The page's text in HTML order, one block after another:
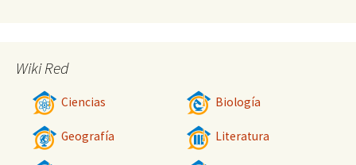
Wiki Red
Ciencias Biología
Geografía Literatura